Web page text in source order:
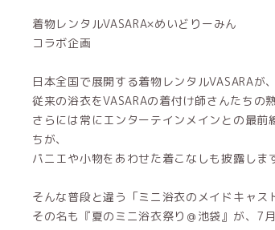
着物レンタルVASARA×めいどりーみん
コラボ企画
日本全国で展開する着物レンタルVASARAが
従来の浴衣をVASARAの着付け師さんたちの
さらには常にエンターテインメインとの最
ちが、
パニエや小物をあわせた着こなしも披露しま
そんな普段と違う「ミニ浴衣のメイドキャス
その名も『夏のミニ浴衣祭り＠池袋』が、7